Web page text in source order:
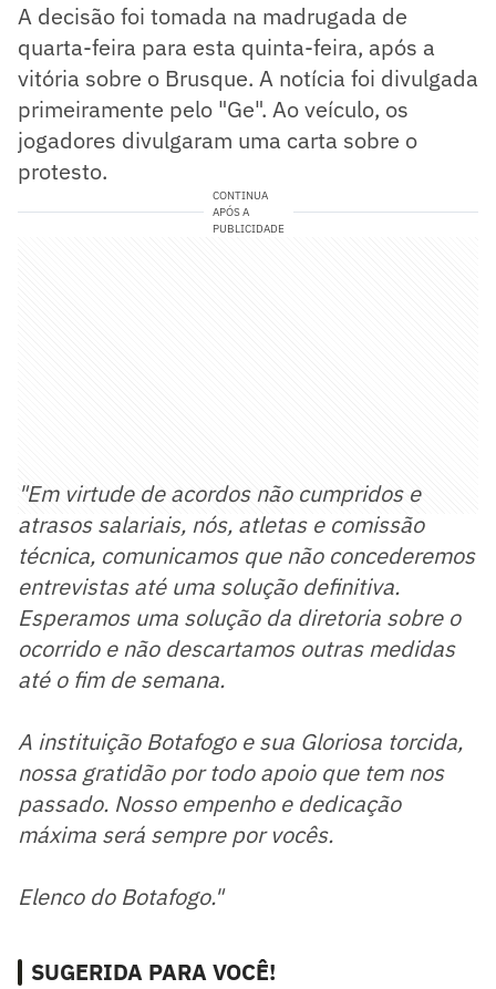
A decisão foi tomada na madrugada de
quarta-feira para esta quinta-feira, após a
vitória sobre o Brusque. A notícia foi divulgada
primeiramente pelo "Ge". Ao veículo, os
jogadores divulgaram uma carta sobre o
protesto.
CONTINUA
APÓS A
PUBLICIDADE
"Em virtude de acordos não cumpridos e
atrasos salariais, nós, atletas e comissão
técnica, comunicamos que não concederemos
entrevistas até uma solução definitiva.
Esperamos uma solução da diretoria sobre o
ocorrido e não descartamos outras medidas
até o fim de semana.
A instituição Botafogo e sua Gloriosa torcida,
nossa gratidão por todo apoio que tem nos
passado. Nosso empenho e dedicação
máxima será sempre por vocês.
Elenco do Botafogo."
SUGERIDA PARA VOCÊ!